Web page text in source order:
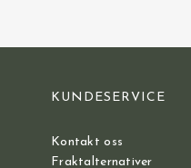
KUNDESERVICE
Kontakt oss
Fraktalternativer